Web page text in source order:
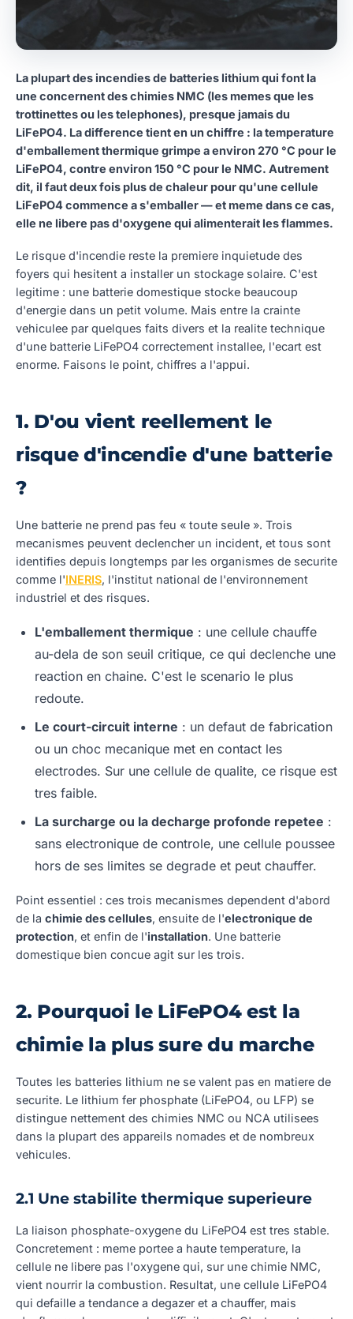
La plupart des incendies de batteries lithium qui font la
une concernent des chimies NMC (les memes que les
trottinettes ou les telephones), presque jamais du
LiFePO4. La difference tient en un chiffre : la temperature
d'emballement thermique grimpe a environ 270 °C pour le
LiFePO4, contre environ 150 °C pour le NMC. Autrement
dit, il faut deux fois plus de chaleur pour qu'une cellule
LiFePO4 commence a s'emballer — et meme dans ce cas,
elle ne libere pas d'oxygene qui alimenterait les flammes.
Le risque d'incendie reste la premiere inquietude des
foyers qui hesitent a installer un stockage solaire. C'est
legitime : une batterie domestique stocke beaucoup
d'energie dans un petit volume. Mais entre la crainte
vehiculee par quelques faits divers et la realite technique
d'une batterie LiFePO4 correctement installee, l'ecart est
enorme. Faisons le point, chiffres a l'appui.
1. D'ou vient reellement le
risque d'incendie d'une batterie
?
Une batterie ne prend pas feu « toute seule ». Trois
mecanismes peuvent declencher un incident, et tous sont
identifies depuis longtemps par les organismes de securite
comme l'INERIS, l'institut national de l'environnement
industriel et des risques.
L'emballement thermique : une cellule chauffe
au-dela de son seuil critique, ce qui declenche une
reaction en chaine. C'est le scenario le plus
redoute.
Le court-circuit interne : un defaut de fabrication
ou un choc mecanique met en contact les
electrodes. Sur une cellule de qualite, ce risque est
tres faible.
La surcharge ou la decharge profonde repetee :
sans electronique de controle, une cellule poussee
hors de ses limites se degrade et peut chauffer.
Point essentiel : ces trois mecanismes dependent d'abord
de la chimie des cellules, ensuite de l'electronique de
protection, et enfin de l'installation. Une batterie
domestique bien concue agit sur les trois.
2. Pourquoi le LiFePO4 est la
chimie la plus sure du marche
Toutes les batteries lithium ne se valent pas en matiere de
securite. Le lithium fer phosphate (LiFePO4, ou LFP) se
distingue nettement des chimies NMC ou NCA utilisees
dans la plupart des appareils nomades et de nombreux
vehicules.
2.1 Une stabilite thermique superieure
La liaison phosphate-oxygene du LiFePO4 est tres stable.
Concretement : meme portee a haute temperature, la
cellule ne libere pas l'oxygene qui, sur une chimie NMC,
vient nourrir la combustion. Resultat, une cellule LiFePO4
qui defaille a tendance a degazer et a chauffer, mais